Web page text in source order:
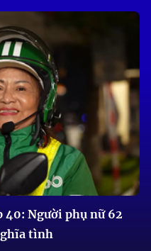
40: Người phụ nữ 62
tình